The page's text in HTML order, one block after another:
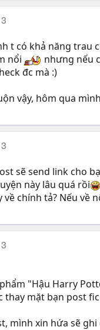
t có khả năng trau
nổi
nhưng nếu
đc mà :)
vậy, hôm qua
sẽ send link cho
này lâu quá rồi
về chính tả? Nếu
"Hậu Harry
thay mặt bạn post
mình xin hứa sẽ